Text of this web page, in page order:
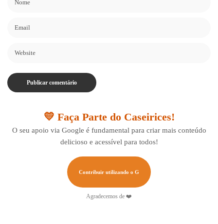
💛 Faça Parte do Caseirices!
O seu apoio via Google é fundamental para criar mais conteúdo
delicioso e acessível para todos!
Contribuir utilizando o G
Agradecemos de ❤️